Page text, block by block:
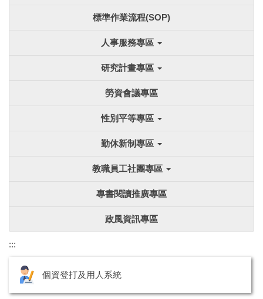
標準作業流程(SOP)
人事服務專區
研究計畫專區
勞資會議專區
性別平等專區
勤休新制專區
教職員工社團專區
專書閱讀推廣專區
政風資訊專區
:::
個資登打及用人系統